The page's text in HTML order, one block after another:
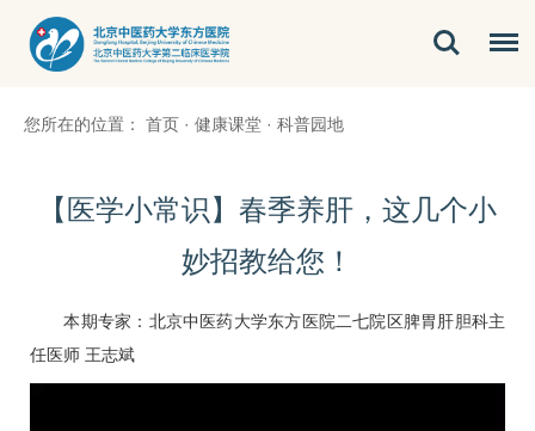
您所在的位置： 首页 · 健康课堂 · 科普园地
【医学小常识】春季养肝，这几个小
妙招教给您！
本期专家：北京中医药大学东方医院二七院区脾胃肝胆科主
任医师 王志斌